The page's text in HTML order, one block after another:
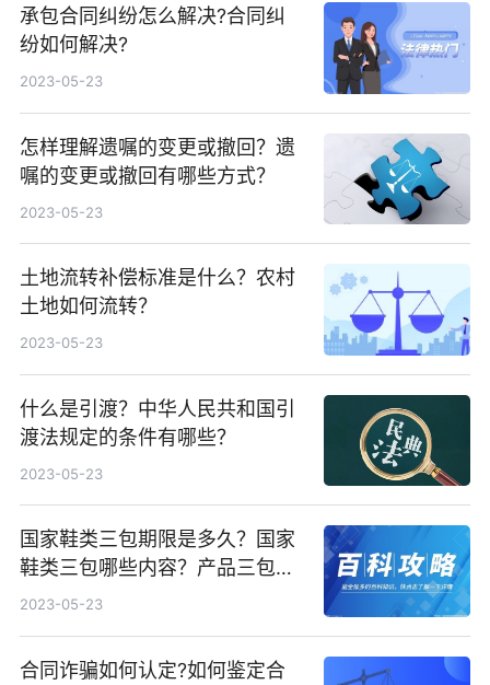
承包合同纠纷怎么解决?合同纠
纷如何解决?
2023-05-23
怎样理解遗嘱的变更或撤回？遗
嘱的变更或撤回有哪些方式？
2023-05-23
土地流转补偿标准是什么？农村
土地如何流转？
2023-05-23
什么是引渡？中华人民共和国引
渡法规定的条件有哪些？
2023-05-23
国家鞋类三包期限是多久？国家
鞋类三包哪些内容？产品三包期
限是多少天？
2023-05-23
合同诈骗如何认定?如何鉴定合